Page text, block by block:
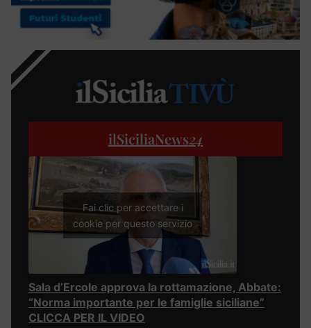
ilSiciliaNews24
Fai clic per accettare i
cookie per questo servizio
Sala d’Ercole approva la rottamazione, Abbate:
“Norma importante per le famiglie siciliane”
CLICCA PER IL VIDEO